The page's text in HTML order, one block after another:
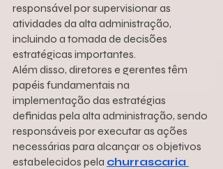
responsável por supervisionar as
atividades da alta administração,
incluindo a tomada de decisões
estratégicas importantes.
Além disso, diretores e gerentes têm
papéis fundamentais na
implementação das estratégias
definidas pela alta administração, sendo
responsáveis por executar as ações
necessárias para alcançar os objetivos
estabelecidos pela churrascaria